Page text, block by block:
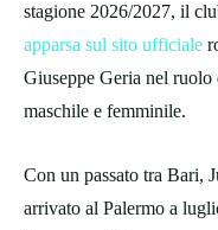
stagione 2026/2027, il
apparsa sul sito ufficiale
Giuseppe Geria nel
maschile e femminile.
Con un passato tra Bari,
arrivato al Palermo a